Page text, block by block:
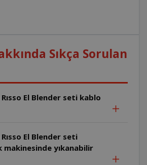
Sıkça Sorulan
El Blender seti kablo
El Blender seti
makinesinde yıkanabilir